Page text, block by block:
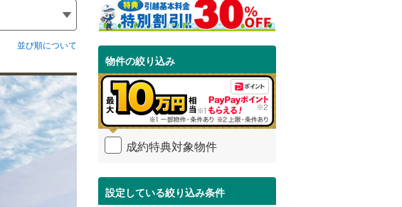
並び順について
物件の絞り込み
成約特典対象物件
設定している絞り込み条件